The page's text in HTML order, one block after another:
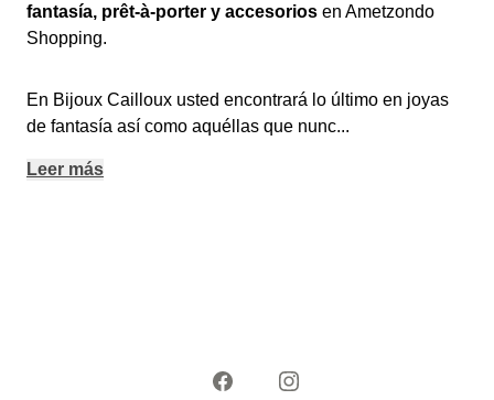
fantasía, prêt-à-porter y accesorios en Ametzondo
Shopping.
En Bijoux Cailloux usted encontrará lo último en joyas
de fantasía así como aquéllas que nunc...
Leer más